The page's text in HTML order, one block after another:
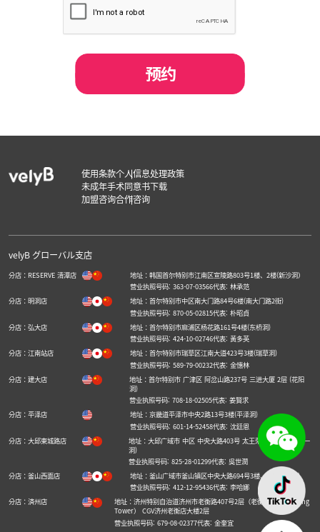
使用条款个人信息处理政策
未成年手术同意书下载
加盟咨询合作咨询
velyB グローバル支店
分店：RESERVE 清潭店
地址：韩国首尔特别市江南区宣陵路803号1楼、2楼(新沙洞）
营业执照号码: 363-07-03566代表: 林承范
分店：明洞店
地址：首尔特别市中区南大门路84号6楼(南大门路2街)
营业执照号码: 870-05-02815代表: 朴昭貞
分店：弘大店
地址：首尔特别市麻浦区杨花路161号4楼(东桥洞)
营业执照号码: 424-10-02746代表: 黃多英
分店：江南站店
地址：首尔特别市瑞草区江南大道423号3楼(瑞草洞)
营业执照号码: 589-79-00232代表: 金憓林
分店：建大店
地址：首尔特别市 广津区 阿岔山路237号 三进大厦 2层 (花阳
洞)
营业执照号码: 708-18-02505代表: 姜賢求
分店：平泽店
地址：京畿道平泽市中央2路13号3楼(平泽洞)
营业执照号码: 601-14-52458代表: 沈廷恩
分店：大邱東城路店
地址：大邱广域市 中区 中央大路403号 太王荣誉大厦 4层 (南一
洞)
营业执照号码: 825-28-01299代表: 吳世潤
分店：釜山西面店
地址：釜山广域市釜山镇区中央大路694号3楼、5楼(釜田洞)
营业执照号码: 412-12-95436代表: 李哈娜
分店：済州店
地址：济州特别自治道济州市老衡路407号2层（老衡洞，Nohyeong
Tower） CGV济州老衡店大楼2层
营业执照号码: 679-08-02377代表: 金奎宜